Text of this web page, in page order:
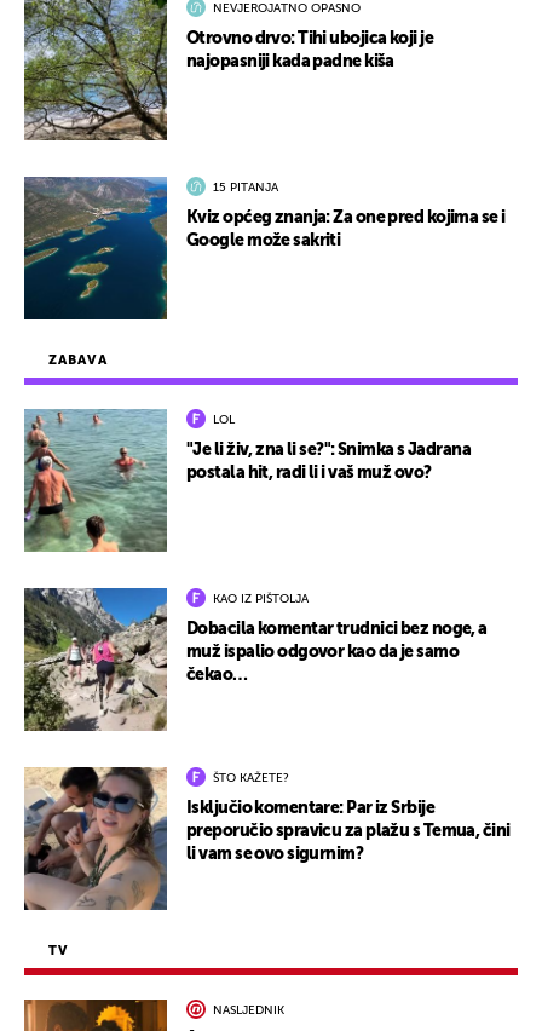
ZABAVA
LOL
"Je li živ, zna li se?": Snimka s Jadrana
postala hit, radi li i vaš muž ovo?
KAO IZ PIŠTOLJA
Dobacila komentar trudnici bez noge, a
muž ispalio odgovor kao da je samo
čekao…
ŠTO KAŽETE?
Isključio komentare: Par iz Srbije
preporučio spravicu za plažu s Temua, čini
li vam se ovo sigurnim?
TV
NASLJEDNIK
NEVJEROJATNO OPASNO
Otrovno drvo: Tihi ubojica koji je
najopasniji kada padne kiša
15 PITANJA
Kviz općeg znanja: Za one pred kojima se i
Google može sakriti